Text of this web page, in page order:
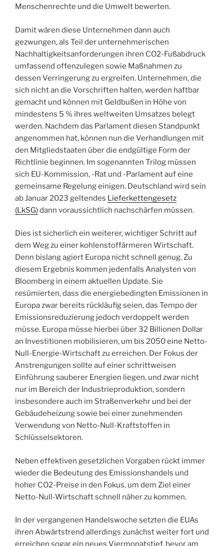
Menschenrechte und die Umwelt bewerten.
Damit wären diese Unternehmen dann auch
gezwungen, als Teil der unternehmerischen
Nachhaltigkeitsanforderungen ihren CO2-Fußabdruck
umfassend offenzulegen sowie Maßnahmen zu
dessen Verringerung zu ergreifen. Unternehmen, die
sich nicht an die Vorschriften halten, werden haftbar
gemacht und können mit Geldbußen in Höhe von
mindestens 5 % ihres weltweiten Umsatzes belegt
werden. Nachdem das Parlament diesen Standpunkt
angenommen hat, können nun die Verhandlungen mit
den Mitgliedstaaten über die endgültige Form der
Richtlinie beginnen. Im sogenannten Trilog müssen
sich EU-Kommission, -Rat und -Parlament auf eine
gemeinsame Regelung einigen. Deutschland wird sein
ab Januar 2023 geltendes Lieferkettengesetz
(LkSG)dann voraussichtlich nachschärfen müssen.
Dies ist sicherlich ein weiterer, wichtiger Schritt auf
dem Weg zu einer kohlenstoffärmeren Wirtschaft.
Denn bislang agiert Europa nicht schnell genug. Zu
diesem Ergebnis kommen jedenfalls Analysten von
Bloomberg in einem aktuellen Update. Sie
resümierten, dass die energiebedingten Emissionen in
Europa zwar bereits rückläufig seien, das Tempo der
Emissionsreduzierung jedoch verdoppelt werden
müsse. Europa müsse hierbei über 32 Billionen Dollar
an Investitionen mobilisieren, um bis 2050 eine Netto-
Null-Energie-Wirtschaft zu erreichen. Der Fokus der
Anstrengungen sollte auf einer schrittweisen
Einführung sauberer Energien liegen, und zwar nicht
nur im Bereich der Industrieproduktion, sondern
insbesondere auch im Straßenverkehr und bei der
Gebäudeheizung sowie bei einer zunehmenden
Verwendung von Netto-Null-Kraftstoffen in
Schlüsselsektoren.
Neben effektiven gesetzlichen Vorgaben rückt immer
wieder die Bedeutung des Emissionshandels und
hoher CO2-Preise in den Fokus, um dem Ziel einer
Netto-Null-Wirtschaft schnell näher zu kommen.
In der vergangenen Handelswoche setzten die EUAs
ihren Abwärtstrend allerdings zunächst weiter fort und
erreichen sogar ein neues Viermonatstief. bevor am